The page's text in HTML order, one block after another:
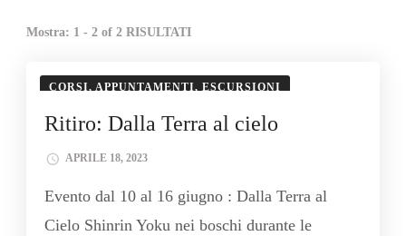
Mostra: 1 - 2 of 2 RISULTATI
CORSI, APPUNTAMENTI, ESCURSIONI
Ritiro: Dalla Terra al cielo
APRILE 18, 2023
Evento dal 10 al 16 giugno : Dalla Terra al
Cielo Shinrin Yoku nei boschi durante le